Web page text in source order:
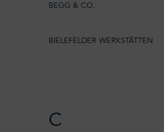
BEGG & CO.
BIELEFELDER WERKSTÄTTEN
C